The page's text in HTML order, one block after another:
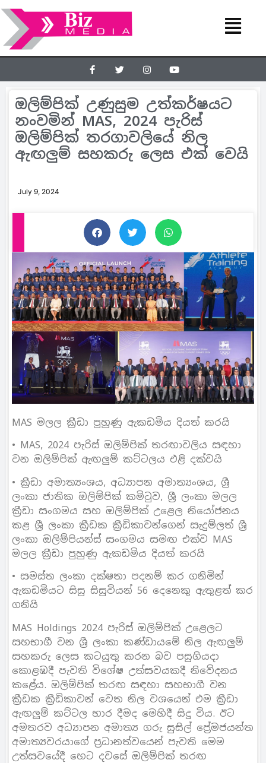
ඔලිම්පික් උණුසුම උත්කර්ෂයට
නංවමින් MAS, 2024 පැරිස්
ඔලිම්පික් තරගාවලියේ නිල
ඇඟලුම් සහකරු ලෙස එක් වෙයි
July 9, 2024
MAS මලල ක්‍රීඩා පුහුණු ඇකඩමිය දියත් කරයි
• MAS, 2024 පැරිස් ඔලිම්පික් තරඟාවලිය සඳහා
වන ඔලිම්පික් ඇඟලුම් කට්ටලය එළි දක්වයි
• ක්‍රීඩා අමාත්‍යංශය, අධ්‍යාපන අමාත්‍යංශය, ශ්‍රී
ලංකා ජාතික ඔලිම්පික් කමිටුව, ශ්‍රී ලංකා මලල
ක්‍රීඩා සංගමය සහ ඔලිම්පික් උළෙල නියෝජනය
කළ ශ්‍රී ලංකා ක්‍රීඩක ක්‍රීඩිකාවන්ගෙන් සැදුම්ලත් ශ්‍රී
ලංකා ඔලිම්පියන්ස් සංගමය සමඟ එක්ව MAS
මලල ක්‍රීඩා පුහුණු ඇකඩමිය දියත් කරයි
• සමස්ත ලංකා දක්ෂතා පදනම් කර ගනිමින්
ඇකඩමියට සිසු සිසුවියන් 56 දෙනෙකු ඇතුළත් කර
ගනියි
MAS Holdings 2024 පැරිස් ඔලිම්පික් උළෙලට
සහභාගී වන ශ්‍රී ලංකා කණ්ඩායමේ නිල ඇඟලුම්
සහකරු ලෙස කටයුතු කරන බව පසුගියදා
කොළඹදී පැවති විශේෂ උත්සවයකදී නිවේදනය
කළේය. ඔලිම්පික් තරඟ සඳහා සහභාගී වන
ක්‍රීඩක ක්‍රීඩිකාවන් වෙත නිල වශයෙන් එම ක්‍රීඩා
ඇඟලුම් කට්ටල භාර දීමද මෙහිදී සිදු විය. ඊට
අමතරව අධ්‍යාපන අමාත්‍ය ගරු සුසිල් ප්‍රේමජයන්ත
අමාත්‍යවරයාගේ ප්‍රධානත්වයෙන් පැවති මෙම
උත්සවයේදී හෙට දවසේ ඔලිම්පික් තරඟ